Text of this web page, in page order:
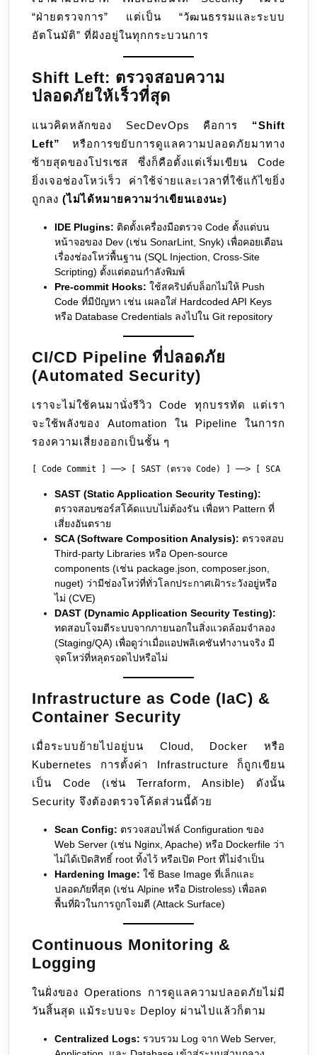
“ฝ่ายตรวจการ” แต่เป็น “วัฒนธรรมและระบบ
อัตโนมัติ” ที่ฝังอยู่ในทุกกระบวนการ
Shift Left: ตรวจสอบความ
ปลอดภัยให้เร็วที่สุด
แนวคิดหลักของ SecDevOps คือการ “Shift
Left”
หรือการขยับการดูแลความปลอดภัยมาทาง
ซ้ายสุดของโปรเซส ซึ่งก็คือตั้งแต่เริ่มเขียน Code
ยิ่งเจอช่องโหว่เร็ว ค่าใช้จ่ายและเวลาที่ใช้แก้ไขยิ่ง
ถูกลง (ไม่ได้หมายความว่าเขียนเองนะ)
IDE Plugins: ติดตั้งเครื่องมือตรวจ Code ตั้งแต่บน
หน้าจอของ Dev (เช่น SonarLint, Snyk) เพื่อคอยเตือน
เรื่องช่องโหว่พื้นฐาน (SQL Injection, Cross-Site
Scripting) ตั้งแต่ตอนกำลังพิมพ์
Pre-commit Hooks: ใช้สคริปต์บล็อกไม่ให้ Push
Code ที่มีปัญหา เช่น เผลอใส่ Hardcoded API Keys
หรือ Database Credentials ลงไปใน Git repository
CI/CD Pipeline ที่ปลอดภัย
(Automated Security)
เราจะไม่ใช้คนมานั่งรีวิว Code ทุกบรรทัด แต่เรา
จะใช้พลังของ Automation ใน Pipeline ในการก
รองความเสี่ยงออกเป็นชั้น ๆ
SAST (Static Application Security Testing):
ตรวจสอบซอร์สโค้ดแบบไม่ต้องรัน เพื่อหา Pattern ที่
เสี่ยงอันตราย
SCA (Software Composition Analysis): ตรวจสอบ
Third-party Libraries หรือ Open-source
components (เช่น package.json, composer.json,
nuget) ว่ามีช่องโหว่ที่ทั่วโลกประกาศเฝ้าระวังอยู่หรือ
ไม่ (CVE)
DAST (Dynamic Application Security Testing):
ทดสอบโจมตีระบบจากภายนอกในสิ่งแวดล้อมจำลอง
(Staging/QA) เพื่อดูว่าเมื่อแอปพลิเคชันทำงานจริง มี
จุดโหว่ที่หลุดรอดไปหรือไม่
Infrastructure as Code (IaC) &
Container Security
เมื่อระบบย้ายไปอยู่บน Cloud, Docker หรือ
Kubernetes การตั้งค่า Infrastructure ก็ถูกเขียน
เป็น Code (เช่น Terraform, Ansible) ดังนั้น
Security จึงต้องตรวจโค้ดส่วนนี้ด้วย
Scan Config: ตรวจสอบไฟล์ Configuration ของ
Web Server (เช่น Nginx, Apache) หรือ Dockerfile ว่า
ไม่ได้เปิดสิทธิ์ root ทิ้งไว้ หรือเปิด Port ที่ไม่จำเป็น
Hardening Image: ใช้ Base Image ที่เล็กและ
ปลอดภัยที่สุด (เช่น Alpine หรือ Distroless) เพื่อลด
พื้นที่ผิวในการถูกโจมตี (Attack Surface)
Continuous Monitoring &
Logging
ในฝั่งของ Operations การดูแลความปลอดภัยไม่มี
วันสิ้นสุด แม้ระบบจะ Deploy ผ่านไปแล้วก็ตาม
Centralized Logs: รวบรวม Log จาก Web Server,